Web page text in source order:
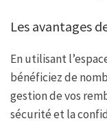
Les avantages
En utilisant
bénéficiez de
gestion de vos
sécurité et la